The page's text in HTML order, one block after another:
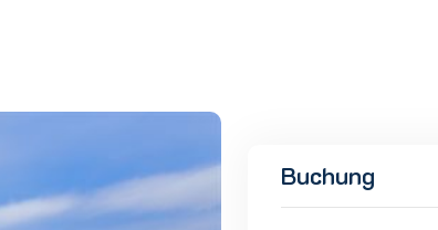
Buchung